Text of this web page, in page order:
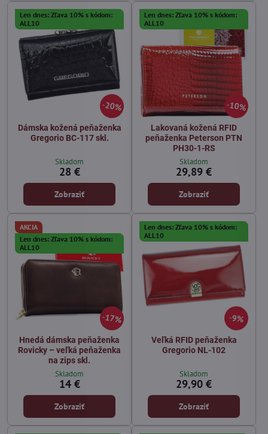
20%
Len dnes: Zľava 10% s kódom:
ALL10
Dámska kožená peňaženka
Gregorio BC-117 skl.
Skladom
28 €
Zobraziť
10%
Len dnes: Zľava 10% s kódom:
ALL10
Lakovaná kožená RFID
peňaženka Peterson PTN
PH30-1-RS
Skladom
29,89 €
Zobraziť
17%
AKCIA
Len dnes: Zľava 10% s kódom:
ALL10
Hnedá dámska peňaženka
Rovicky – veľká peňaženka
na zips skl.
Skladom
14 €
Zobraziť
9%
Len dnes: Zľava 10% s kódom:
ALL10
Veľká RFID peňaženka
Gregorio NL-102
Skladom
29,90 €
Zobraziť